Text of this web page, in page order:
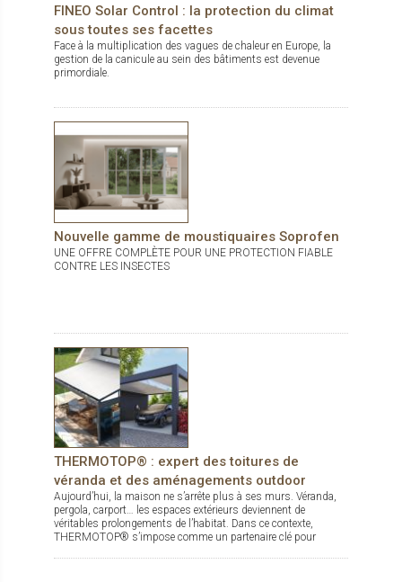
FINEO Solar Control : la protection du climat
sous toutes ses facettes
Face à la multiplication des vagues de chaleur en Europe, la
gestion de la canicule au sein des bâtiments est devenue
primordiale.
Nouvelle gamme de moustiquaires Soprofen
UNE OFFRE COMPLÈTE POUR UNE PROTECTION FIABLE
CONTRE LES INSECTES
THERMOTOP® : expert des toitures de
véranda et des aménagements outdoor
Aujourd’hui, la maison ne s’arrête plus à ses murs. Véranda,
pergola, carport… les espaces extérieurs deviennent de
véritables prolongements de l’habitat. Dans ce contexte,
THERMOTOP® s’impose comme un partenaire clé pour